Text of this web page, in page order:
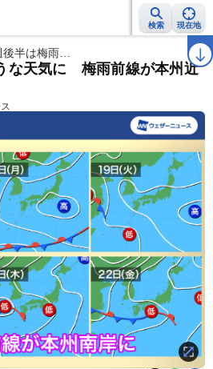
検索 現在地
地震情報 ラ
後半は梅雨…
な天気に 梅雨前線が本州近